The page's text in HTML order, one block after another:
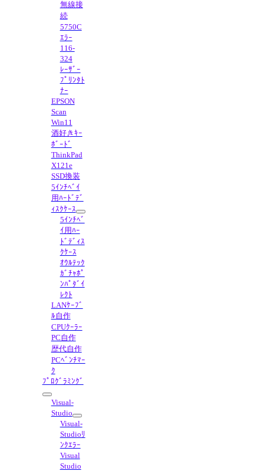
無線接
続
5750C
ｴﾗｰ
116-
324
ﾚｰｻﾞｰ
ﾌﾟﾘﾝﾀﾄ
ﾅｰ
EPSON
Scan
Win11
酒好きｷｰ
ﾎﾞｰﾄﾞ
ThinkPad
X121e
SSD換装
5ｲﾝﾁﾍﾞｲ
用ﾊｰﾄﾞﾃﾞ
ｨｽｸｹｰｽ
5ｲﾝﾁﾍﾞ
ｲ用ﾊｰ
ﾄﾞﾃﾞｨｽ
ｸｹｰｽ
ｵｳﾙﾃｯｸ
ｶﾞﾁｬﾎﾟ
ﾝﾊﾟﾀﾞｲ
ﾚｸﾄ
LANｹｰﾌﾞ
ﾙ自作
CPUｸｰﾗｰ
PC自作
歴代自作
PCﾍﾞﾝﾁﾏｰ
ｸ
ﾌﾟﾛｸﾞﾗﾐﾝｸﾞ
Visual-
Studio
Visual-
Studioﾘ
ﾝｸｴﾗｰ
Visual
Studio